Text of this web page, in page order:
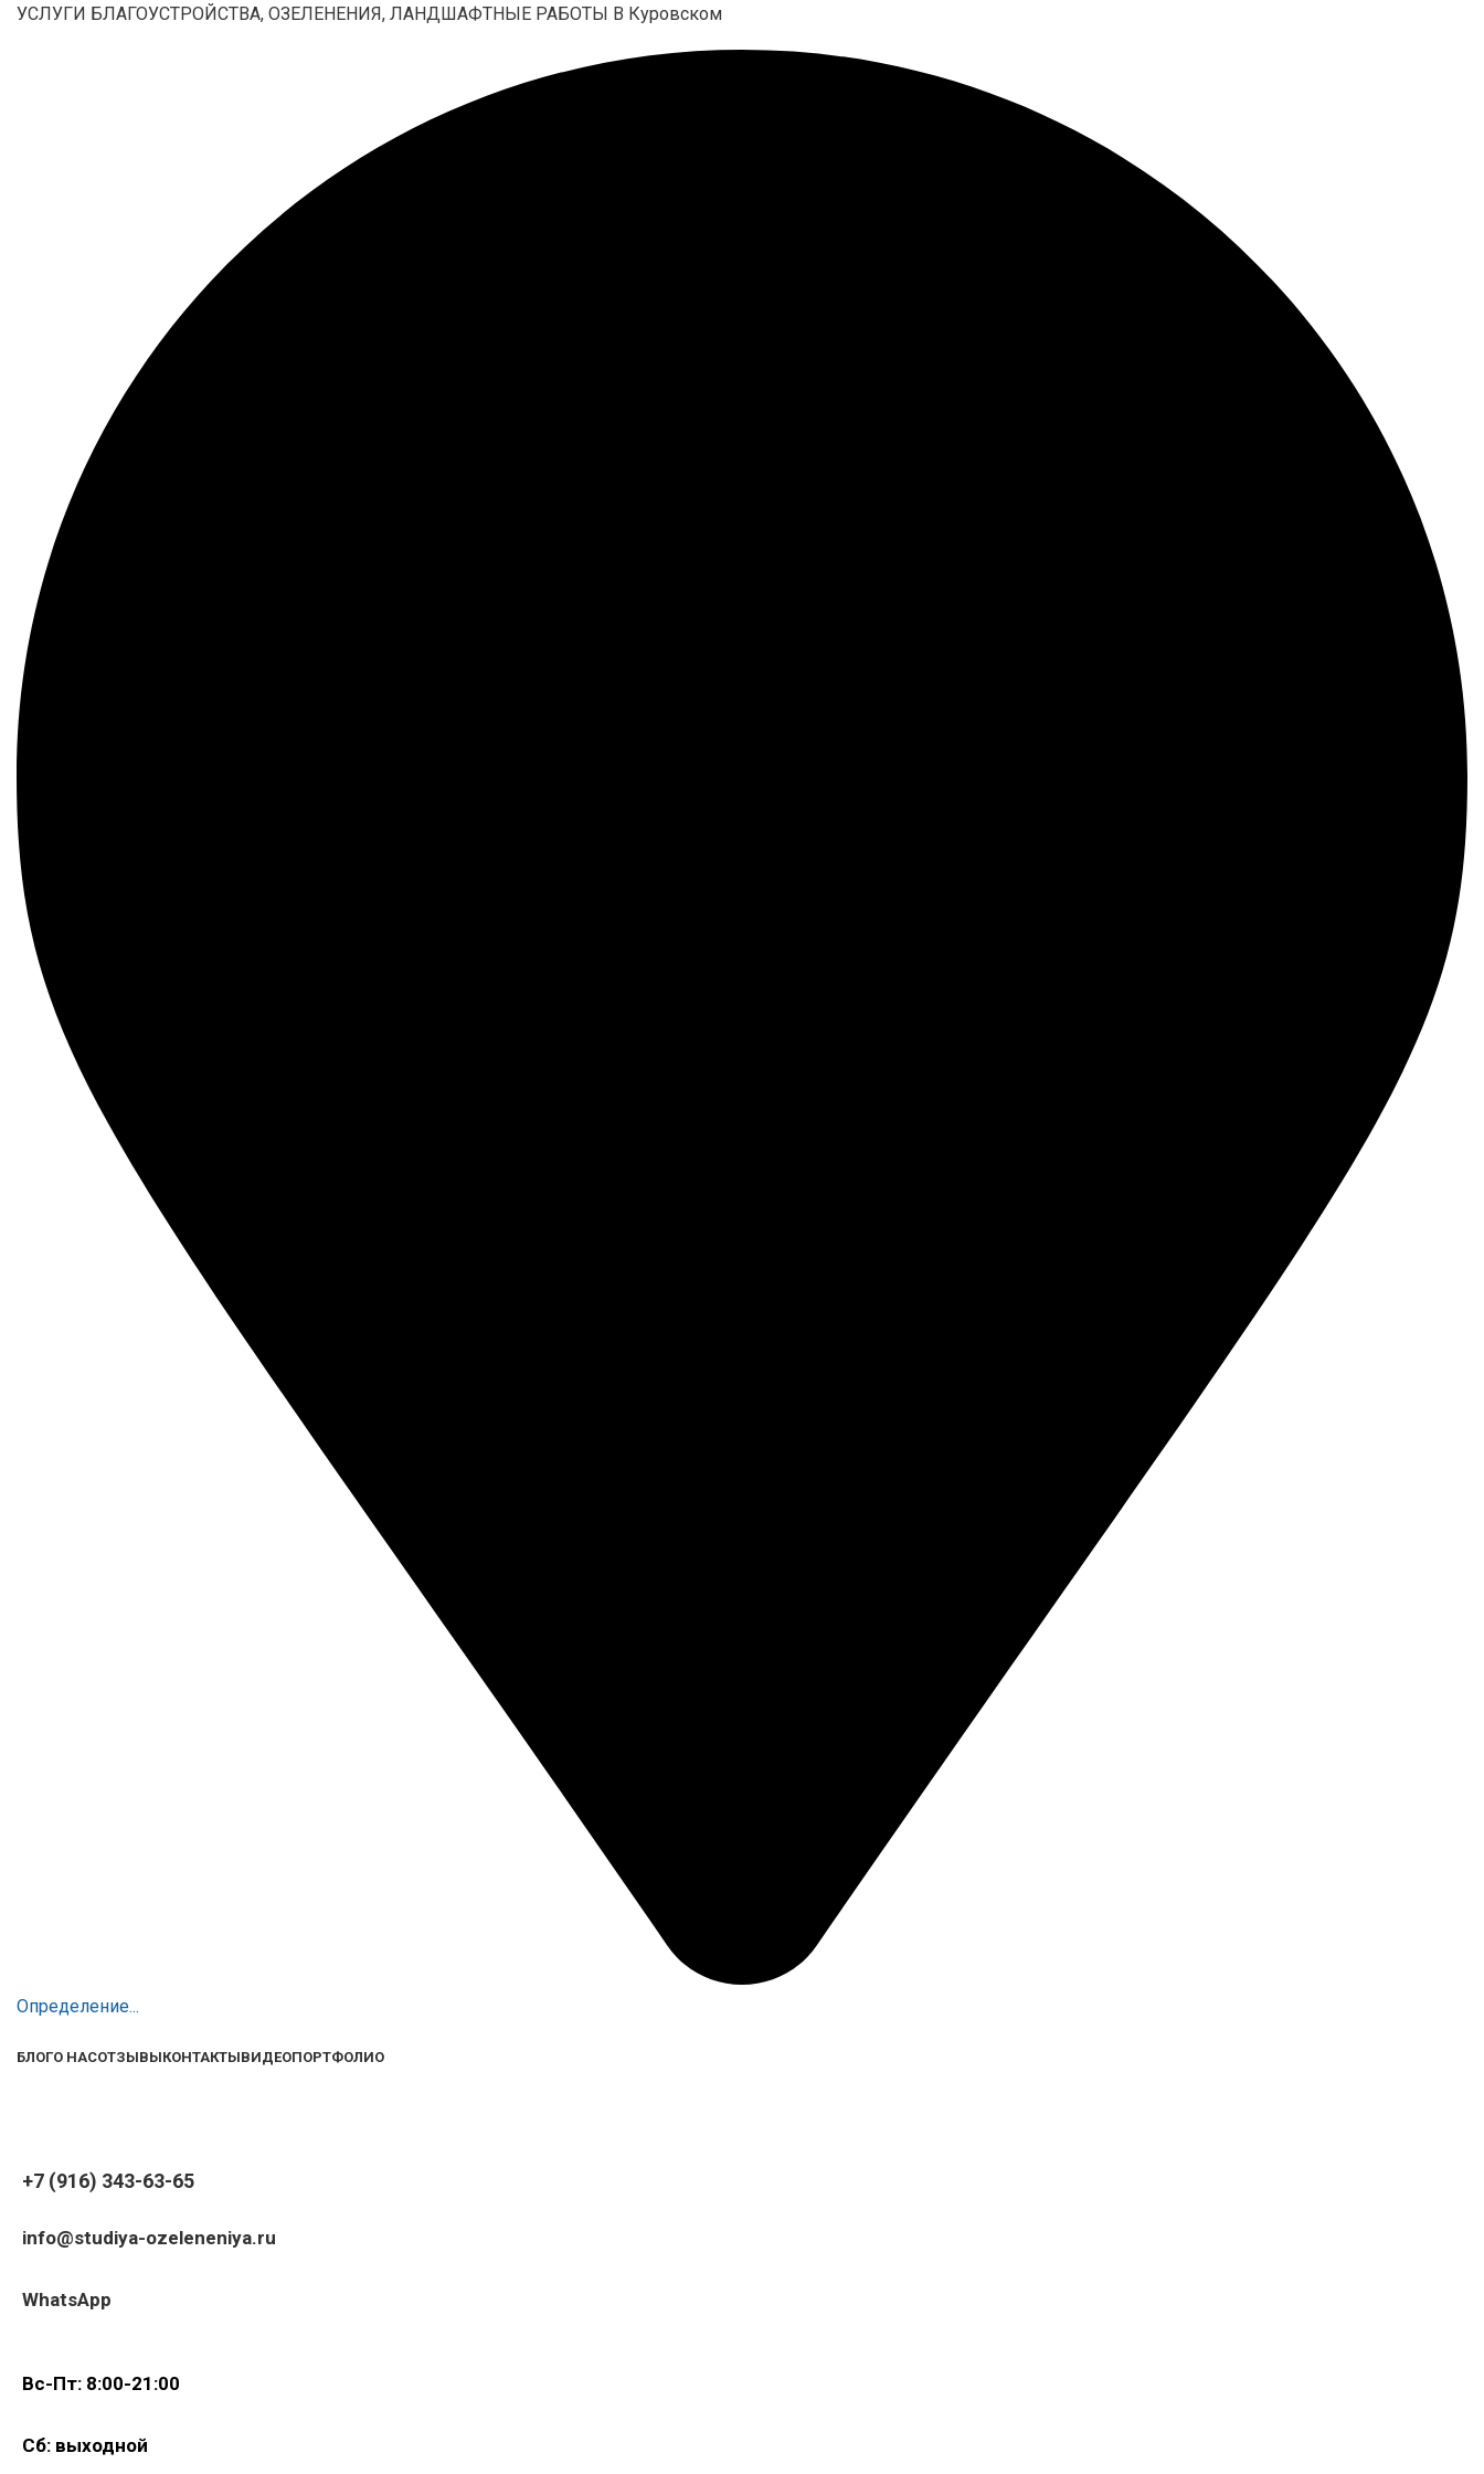
УСЛУГИ БЛАГОУСТРОЙСТВА, ОЗЕЛЕНЕНИЯ, ЛАНДШАФТНЫЕ РАБОТЫ В Куровском
Определение...
БЛОГО НАСОТЗЫВЫКОНТАКТЫВИДЕОПОРТФОЛИО
+7 (916) 343-63-65
info@studiya-ozeleneniya.ru
WhatsApp
Вс-Пт: 8:00-21:00
Сб: выходной